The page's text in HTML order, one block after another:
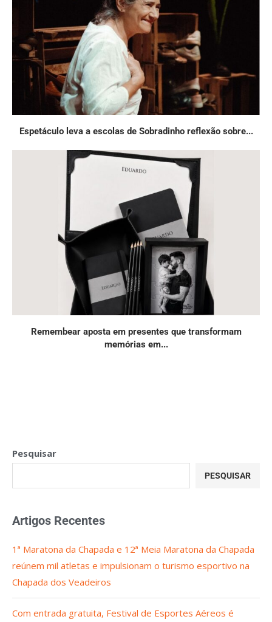
Espetáculo leva a escolas de Sobradinho reflexão sobre...
Remembear aposta em presentes que transformam
memórias em...
Pesquisar
PESQUISAR
Artigos Recentes
1ª Maratona da Chapada e 12ª Meia Maratona da Chapada
reúnem mil atletas e impulsionam o turismo esportivo na
Chapada dos Veadeiros
Com entrada gratuita, Festival de Esportes Aéreos é